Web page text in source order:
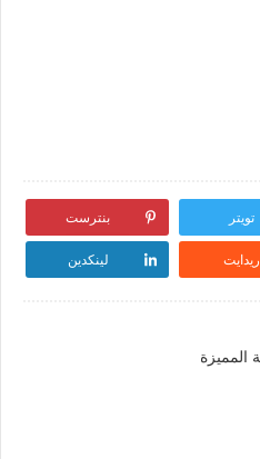
تويتر بنترست
ريدايت لينكدين